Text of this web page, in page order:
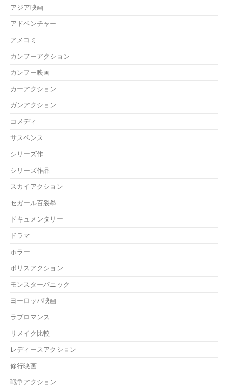
アジア映画
アドベンチャー
アメコミ
カンフーアクション
カンフー映画
カーアクション
ガンアクション
コメディ
サスペンス
シリーズ作
シリーズ作品
スカイアクション
セガール百裂拳
ドキュメンタリー
ドラマ
ホラー
ポリスアクション
モンスターパニック
ヨーロッパ映画
ラブロマンス
リメイク比較
レディースアクション
修行映画
戦争アクション